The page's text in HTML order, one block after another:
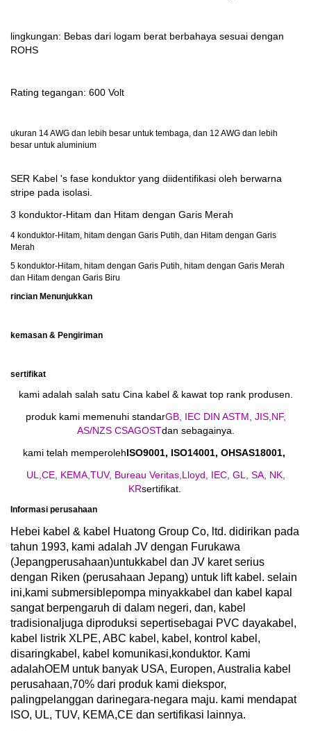
lingkungan: Bebas dari logam berat berbahaya sesuai dengan
ROHS
Rating tegangan: 600 Volt
ukuran 14 AWG dan lebih besar untuk tembaga, dan 12 AWG dan lebih
besar untuk aluminium
SER Kabel 's fase konduktor yang diidentifikasi oleh berwarna
stripe pada isolasi.
3 konduktor-Hitam dan Hitam dengan Garis Merah
4 konduktor-Hitam, hitam dengan Garis Putih, dan Hitam dengan Garis
Merah
5 konduktor-Hitam, hitam dengan Garis Putih, hitam dengan Garis Merah
dan Hitam dengan Garis Biru
rincian Menunjukkan
kemasan & Pengiriman
sertifikat
kami adalah salah satu Cina kabel & kawat top rank produsen.
produk kami memenuhi standarGB, IEC DIN ASTM, JIS, NF,
AS/NZS CSAGOSTdan sebagainya.
kami telah memperolehISO9001, ISO14001, OHSAS18001,
UL, CE, KEMA, TUV, Bureau Veritas, Lloyd, IEC, GL, SA, NK,
KRsertifikat.
Informasi perusahaan
Hebei kabel & kabel Huatong Group Co, ltd. didirikan pada
tahun 1993, kami adalah JV dengan Furukawa
(Jepangperusahaan)untukkabel dan JV karet serius
dengan Riken (perusahaan Jepang) untuk lift kabel. selain
ini,kami submersiblepompa minyakkabel dan kabel kapal
sangat berpengaruh di dalam negeri, dan, kabel
tradisional juga diproduksi sepertisebagai PVC dayakabel,
kabel listrik XLPE, ABC kabel, kabel, kontrol kabel,
disaringkabel, kabel komunikasi,konduktor. Kami
adalahOEM untuk banyak USA, Europen, Australia kabel
perusahaan,70% dari produk kami diekspor,
palingpelanggan darinegara-negara maju. kami mendapat
ISO, UL, TUV, KEMA,CE dan sertifikasi lainnya.